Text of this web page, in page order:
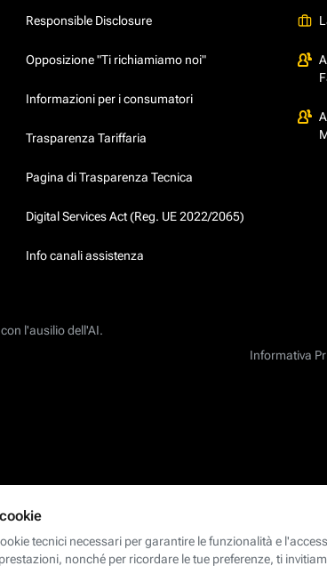
Responsible Disclosure
Opposizione "Ti richiamiamo noi"
Informazioni per i consumatori
Trasparenza Tariffaria
Pagina di Trasparenza Tecnica
Digital Services Act (Reg. UE 2022/2065)
Info canali assistenza
l'ausilio dell'AI.
Informativa